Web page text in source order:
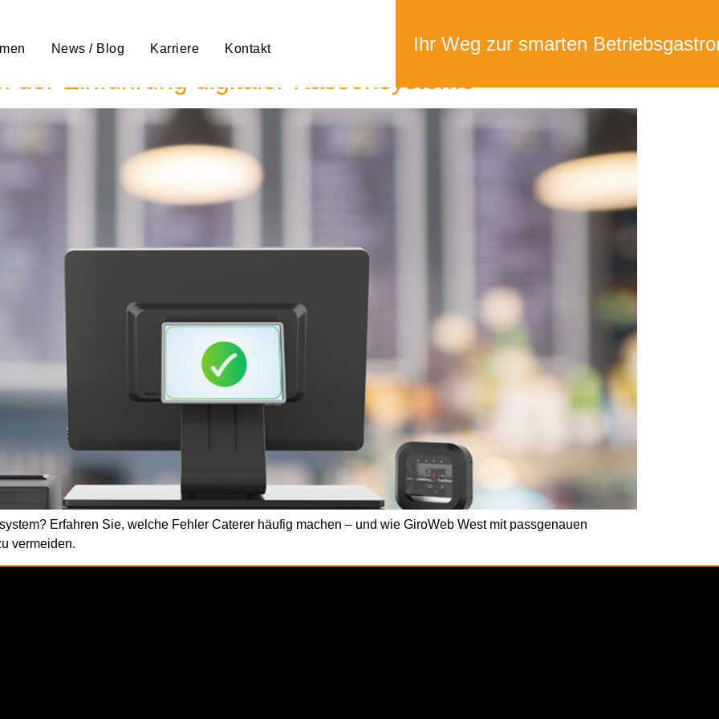
News / Blog Karriere Kontakt Ihr Weg zur smarten
der Einführung digitaler Kassensysteme
Erfahren Sie, welche Fehler Caterer häufig machen – und wie GiroWeb West mit passgenauen
vermeiden.